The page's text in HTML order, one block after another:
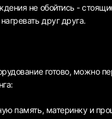
не обойтись -
друг друга.
готово, можно
память, материнку и